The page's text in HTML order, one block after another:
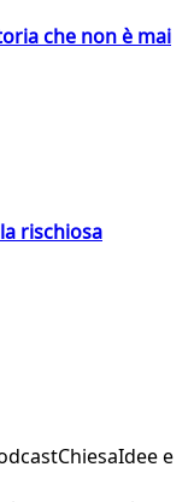
che non è mai
rischiosa
ChiesaIdee e